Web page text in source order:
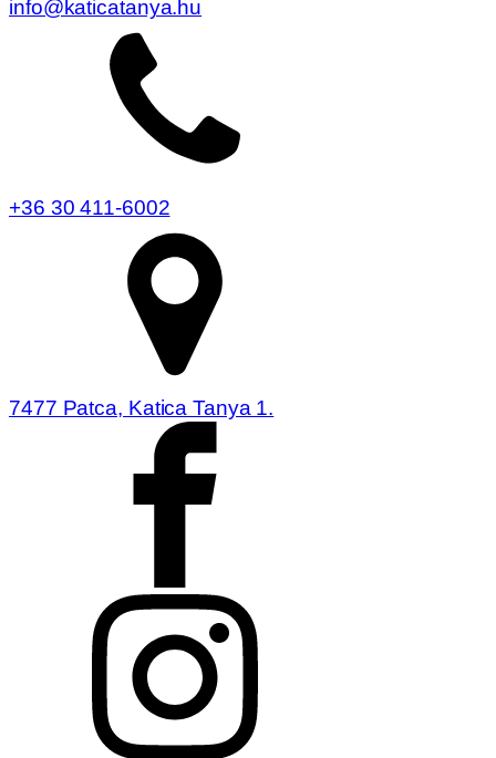
info@katicatanya.hu
+36 30 411-6002
7477 Patca, Katica Tanya 1.